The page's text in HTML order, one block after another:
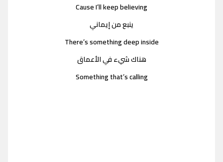
Cause I’ll keep believing
ينبع من إيماني
There’s something deep inside
هناك شيء في الأعماق
Something that’s calling